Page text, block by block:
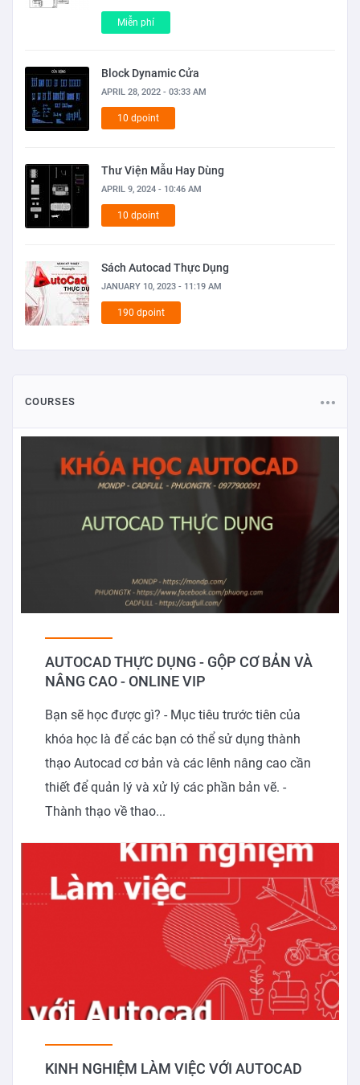
Miễn phí
Block Dynamic Cửa
APRIL 28, 2022 - 03:33 AM
10 dpoint
Thư Viện Mẫu Hay Dùng
APRIL 9, 2024 - 10:46 AM
10 dpoint
Sách Autocad Thực Dụng
JANUARY 10, 2023 - 11:19 AM
190 dpoint
COURSES
AUTOCAD THỰC DỤNG - GỘP CƠ BẢN VÀ
NÂNG CAO - ONLINE VIP
Bạn sẽ học được gì? - Mục tiêu trước tiên của
khóa học là để các bạn có thể sử dụng thành
thạo Autocad cơ bản và các lênh nâng cao cần
thiết để quản lý và xử lý các phần bản vẽ. -
Thành thạo về thao...
KINH NGHIỆM LÀM VIỆC VỚI AUTOCAD